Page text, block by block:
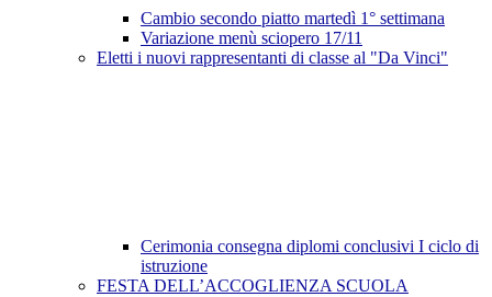
Cambio secondo piatto martedì 1° settimana
Variazione menù sciopero 17/11
Eletti i nuovi rappresentanti di classe al "Da Vinci"
Cerimonia consegna diplomi conclusivi I ciclo di
istruzione
FESTA DELL’ACCOGLIENZA SCUOLA